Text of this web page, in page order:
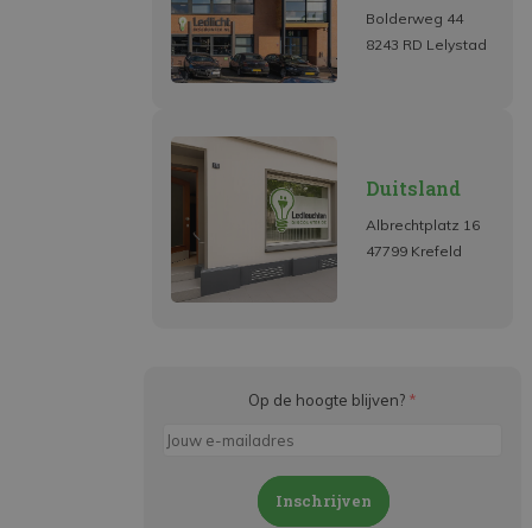
Bolderweg 44
8243 RD Lelystad
Duitsland
Albrechtplatz 16
47799 Krefeld
Op de hoogte blijven? *
Inschrijven